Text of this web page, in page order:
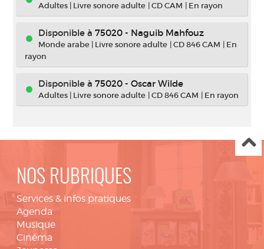
Adultes | Livre sonore adulte |CD CAM | En rayon
Disponible à 75020 - Naguib Mahfouz
Monde arabe | Livre sonore adulte |CD 846 CAM | En
rayon
Disponible à 75020 - Oscar Wilde
Adultes | Livre sonore adulte |CD 846 CAM | En rayon
NOS RUBRIQUES
Services & infos pratiques
Agenda
Musique
Cinéma